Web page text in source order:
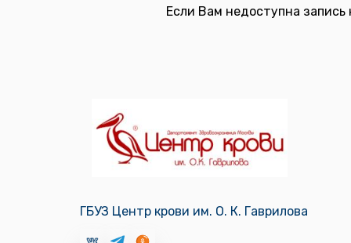
Если Вам недоступна
ГБУЗ Центр крови им. О. К. Гаврилова